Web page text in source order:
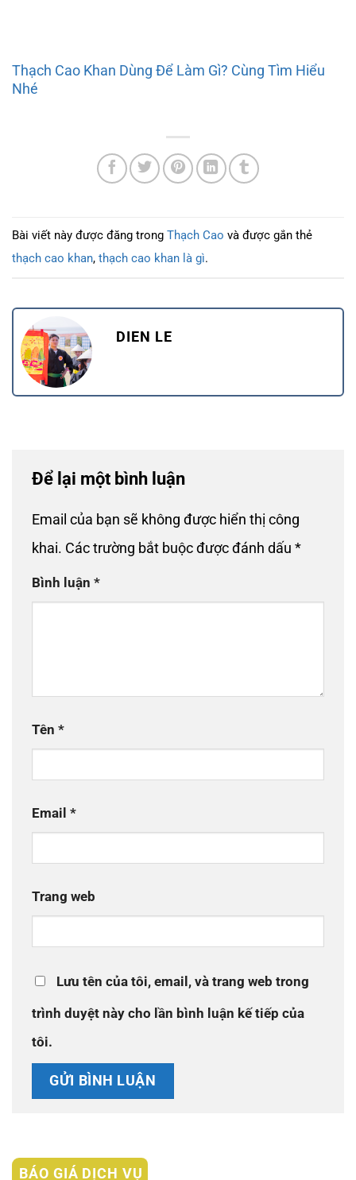
Thạch Cao Khan Dùng Để Làm Gì? Cùng Tìm Hiểu
Nhé
Bài viết này được đăng trong Thạch Cao và được gắn thẻ
thạch cao khan, thạch cao khan là gì.
DIEN LE
Để lại một bình luận
Email của bạn sẽ không được hiển thị công
khai. Các trường bắt buộc được đánh dấu *
Bình luận *
Tên *
Email *
Trang web
Lưu tên của tôi, email, và trang web trong
trình duyệt này cho lần bình luận kế tiếp của
tôi.
BÁO GIÁ DỊCH VỤ